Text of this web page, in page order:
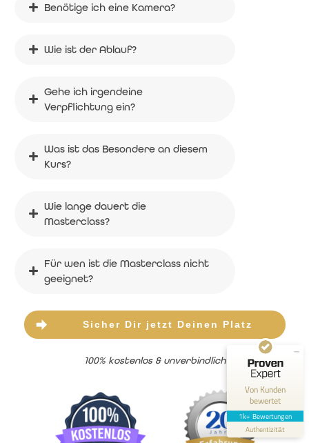
Benötige ich eine Kamera?
Wie ist der Ablauf?
Gehe ich irgendeine
Verpflichtung ein?
Was ist das Besondere an diesem
Kurs?
Wie lange dauert die
Masterclass?
Für wen ist die Masterclass nicht
geeignet?
Sicher Dir jetzt Deinen Platz
100% kostenlos & unverbindlich
Von Kunden
bewertet
1k+ Bewertungen
Authentizität
Markus Asano - Dein Inneres Kind heilen
Empfehlungen auf
ProvenExpert.com
4,82 / 5,00
258
Bewertungen auf
ProvenExpert.com
975
Blick aufs ProvenExpert-Profil werfen
13.7.2026